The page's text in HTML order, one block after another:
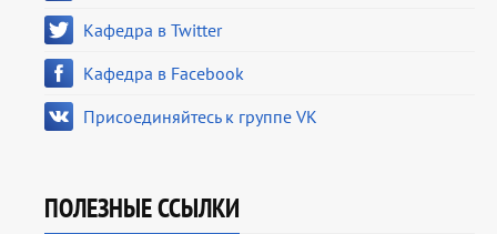
Кафедра в Twitter
Кафедра в Facebook
Присоединяйтесь к группе VK
ПОЛЕЗНЫЕ ССЫЛКИ